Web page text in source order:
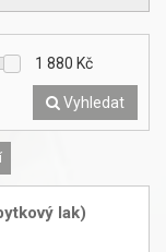
1 880 Kč
Vyhledat
lak)